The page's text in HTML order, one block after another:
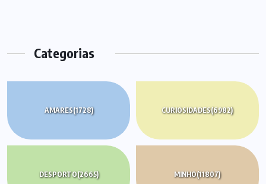
Categorias
AMARES(1728) CURIOSIDADES(6982)
DESPORTO(2665) MINHO(11807)